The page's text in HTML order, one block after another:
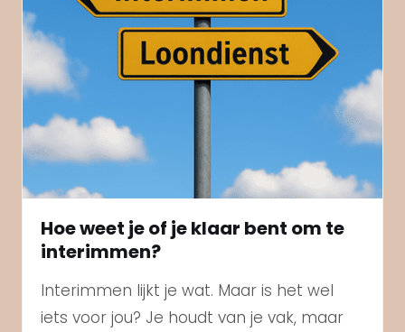
Hoe weet je of je klaar bent om te
interimmen?
Interimmen lijkt je wat. Maar is het wel
iets voor jou? Je houdt van je vak, maar